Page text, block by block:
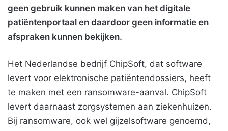
geen gebruik kunnen maken van het digitale
patiëntenportaal en daardoor geen informatie en
afspraken kunnen bekijken.
Het Nederlandse bedrijf ChipSoft, dat software
levert voor elektronische patiëntendossiers, heeft
te maken met een ransomware-aanval. ChipSoft
levert daarnaast zorgsystemen aan ziekenhuizen.
Bij ransomware, ook wel gijzelsoftware genoemd,